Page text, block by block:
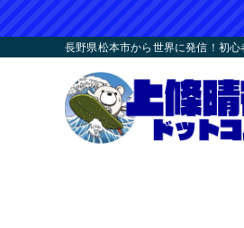
長野県松本市から世界に発信！初